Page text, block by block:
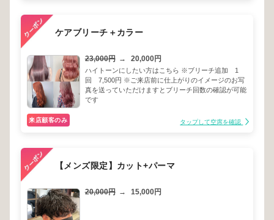
ケアブリーチ＋カラー
23,000円 → 20,000円
ハイトーンにしたい方はこちら ※ブリーチ追加 1
回 7,500円 ※ご来店前に仕上がりのイメージのお写
真を送っていただけますとブリーチ回数の確認が可能
です
来店顧客のみ タップして空席を確認
【メンズ限定】カット+パーマ
20,000円 → 15,000円